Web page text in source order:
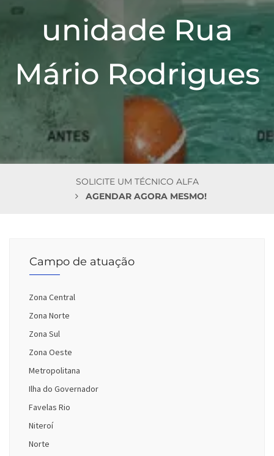
unidade Rua
Mário Rodrigues
SOLICITE UM TÉCNICO ALFA
AGENDAR AGORA MESMO!
Campo de atuação
Zona Central
Zona Norte
Zona Sul
Zona Oeste
Metropolitana
Ilha do Governador
Favelas Rio
Niteroí
Norte